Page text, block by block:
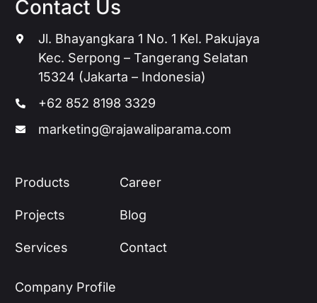
Contact Us
Jl. Bhayangkara 1 No. 1 Kel. Pakujaya
Kec. Serpong – Tangerang Selatan
15324 (Jakarta – Indonesia)
+62 852 8198 3329
marketing@rajawaliparama.com
Products
Projects
Services
Career
Blog
Contact
Company Profile